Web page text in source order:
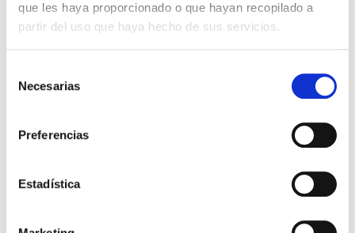
que les haya proporcionado o que hayan recopilado a
partir del uso que haya hecho de sus servicios.
Necesarias
Preferencias
Estadística
Stevia Bio Líquida en Cuentagotas
9,90€